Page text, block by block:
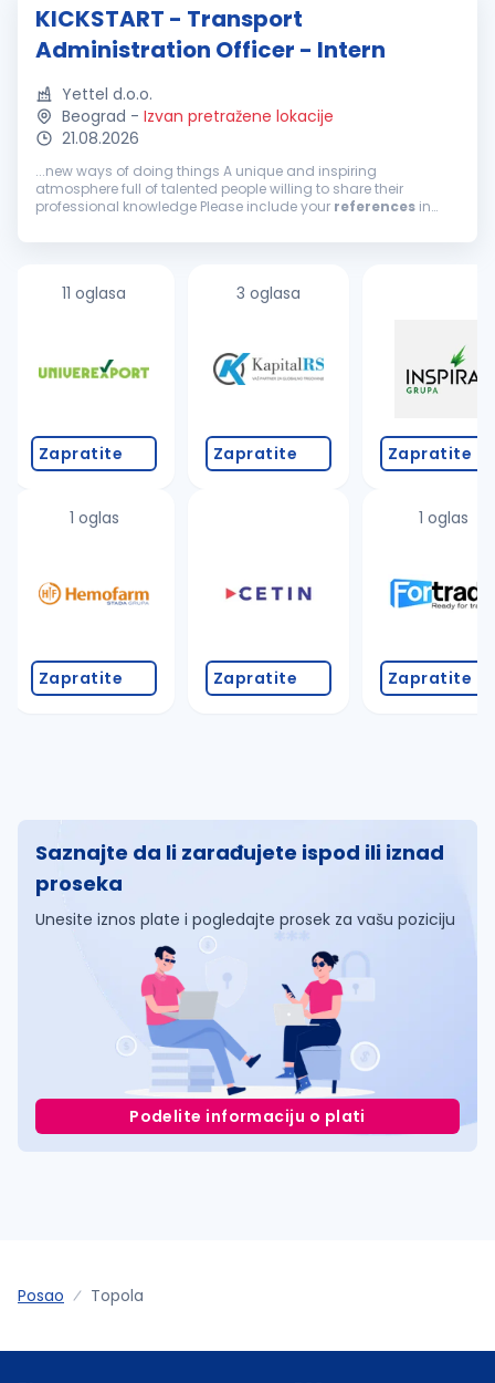
KICKSTART - Transport
Administration Officer - Intern
Yettel d.o.o.
Beograd - Izvan pretražene lokacije
21.08.2026
...new ways of doing things A unique and inspiring
atmosphere full of talented people willing to share their
professional knowledge Please include your references in
selection process. We hope...
11 oglasa
Zapratite
1 oglas
Zapratite
3 oglasa
Zapratite
Zapratite
Zapratite
1 oglas
Zapratite
Saznajte da li zarađujete ispod ili iznad
proseka
Unesite iznos plate i pogledajte prosek za vašu poziciju
Podelite informaciju o plati
Posao Topola